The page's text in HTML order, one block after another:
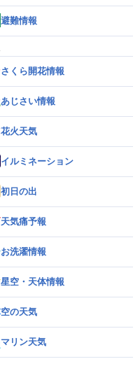
避難情報
さくら開花情報
あじさい情報
花火天気
イルミネーション
初日の出
天気痛予報
お洗濯情報
星空・天体情報
空の天気
マリン天気